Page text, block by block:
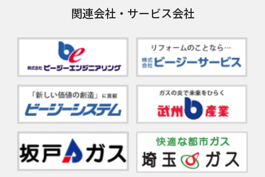
関連会社・サービス会社